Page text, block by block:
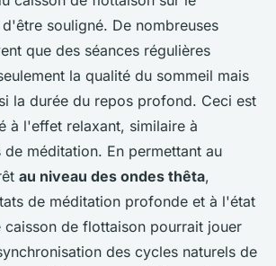
souligné. De nombreuses
que des séances régulières
la qualité du sommeil mais
la durée du repos profond. Ceci est
à l'effet relaxant, similaire à
de méditation. En permettant au
au niveau des ondes thêta,
de méditation profonde et à l'état
caisson de flottaison pourrait jouer
des cycles naturels de